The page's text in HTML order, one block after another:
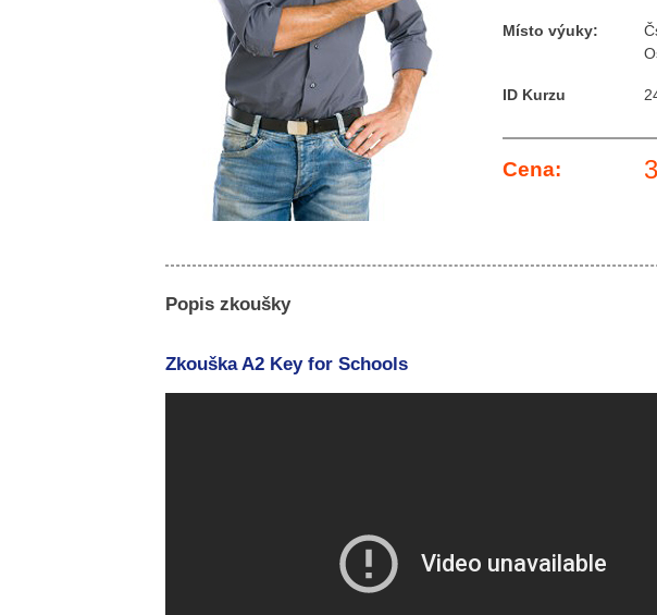
Místo výuky:
ID Kurzu
Cena:
Popis zkoušky
Zkouška A2 Key for Schools